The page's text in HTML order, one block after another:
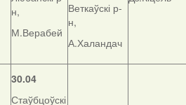
н,
М.Верабей
Веткаўскі р-
н,
А.Халандач
30.04
Стаўбцоўскі